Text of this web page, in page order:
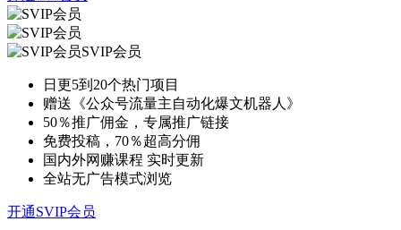
SVIP会员
日更5到20个热门项目
赠送《公众号流量主自动化爆文机器人》
50％推广佣金，专属推广链接
免费投稿，70％超高分佣
国内外网赚课程 实时更新
全站无广告模式浏览
开通SVIP会员